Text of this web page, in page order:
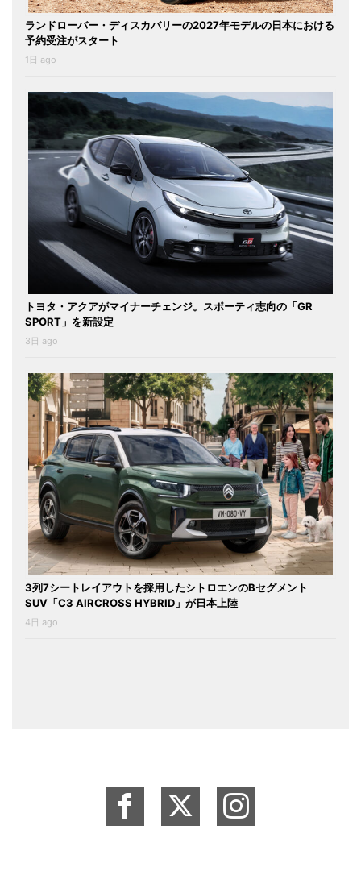
ランドローバー・ディスカバリーの2027年モデルの日本における
予約受注がスタート
1日 ago
トヨタ・アクアがマイナーチェンジ。スポーティ志向の「GR
SPORT」を新設定
3日 ago
3列7シートレイアウトを採用したシトロエンのBセグメント
SUV「C3 AIRCROSS HYBRID」が日本上陸
4日 ago